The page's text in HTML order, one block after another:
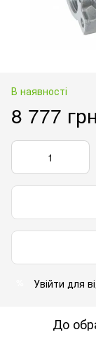
В наявності
8 777 грн
Увійти для
До